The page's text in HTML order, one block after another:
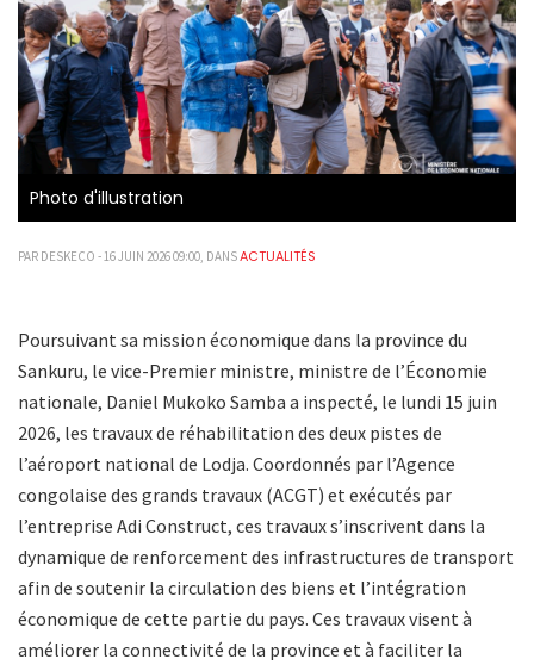
Photo d'illustration
PAR DESKECO - 16 JUIN 2026 09:00, DANSACTUALITÉS
Poursuivant sa mission économique dans la province du
Sankuru, le vice-Premier ministre, ministre de l’Économie
nationale, Daniel Mukoko Samba a inspecté, le lundi 15 juin
2026, les travaux de réhabilitation des deux pistes de
l’aéroport national de Lodja. Coordonnés par l’Agence
congolaise des grands travaux (ACGT) et exécutés par
l’entreprise Adi Construct, ces travaux s’inscrivent dans la
dynamique de renforcement des infrastructures de transport
afin de soutenir la circulation des biens et l’intégration
économique de cette partie du pays. Ces travaux visent à
améliorer la connectivité de la province et à faciliter la